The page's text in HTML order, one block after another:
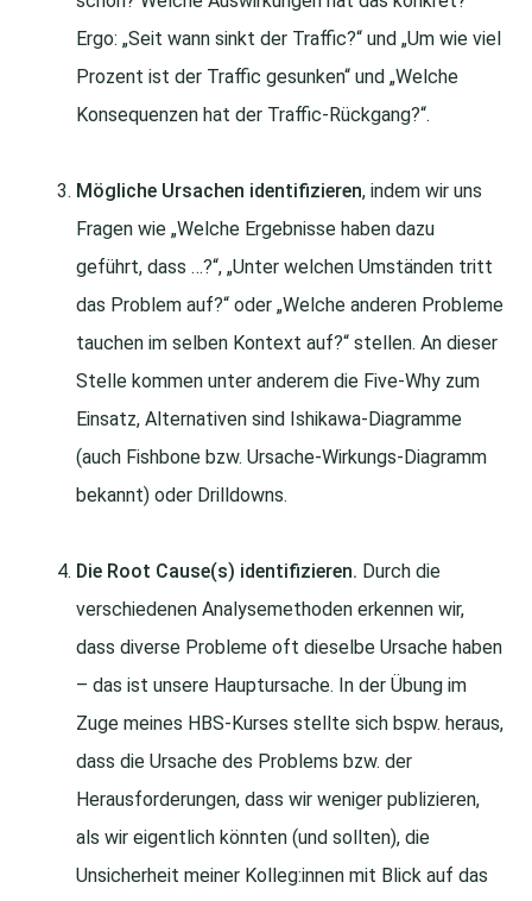
Ergo: „Seit wann sinkt der Traffic?“ und „Um wie viel
Prozent ist der Traffic gesunken“ und „Welche
Konsequenzen hat der Traffic-Rückgang?“.
Mögliche Ursachen identifizieren, indem wir uns
Fragen wie „Welche Ergebnisse haben dazu
geführt, dass …?“, „Unter welchen Umständen tritt
das Problem auf?“ oder „Welche anderen Probleme
tauchen im selben Kontext auf?“ stellen. An dieser
Stelle kommen unter anderem die Five-Why zum
Einsatz, Alternativen sind Ishikawa-Diagramme
(auch Fishbone bzw. Ursache-Wirkungs-Diagramm
bekannt) oder Drilldowns.
Die Root Cause(s) identifizieren. Durch die
verschiedenen Analysemethoden erkennen wir,
dass diverse Probleme oft dieselbe Ursache haben
– das ist unsere Hauptursache. In der Übung im
Zuge meines HBS-Kurses stellte sich bspw. heraus,
dass die Ursache des Problems bzw. der
Herausforderungen, dass wir weniger publizieren,
als wir eigentlich könnten (und sollten), die
Unsicherheit meiner Kolleg:innen mit Blick auf das